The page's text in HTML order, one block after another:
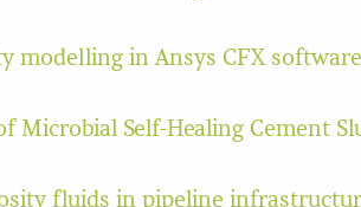
modelling in Ansys CFX software
Microbial Self-Healing Cement
fluids in pipeline